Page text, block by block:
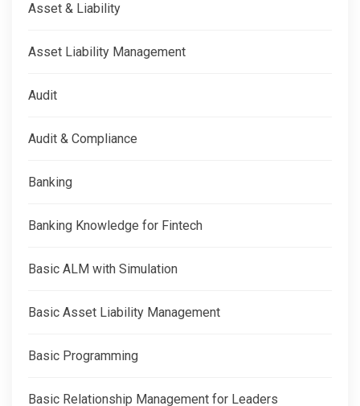
Asset & Liability
Asset Liability Management
Audit
Audit & Compliance
Banking
Banking Knowledge for Fintech
Basic ALM with Simulation
Basic Asset Liability Management
Basic Programming
Basic Relationship Management for Leaders